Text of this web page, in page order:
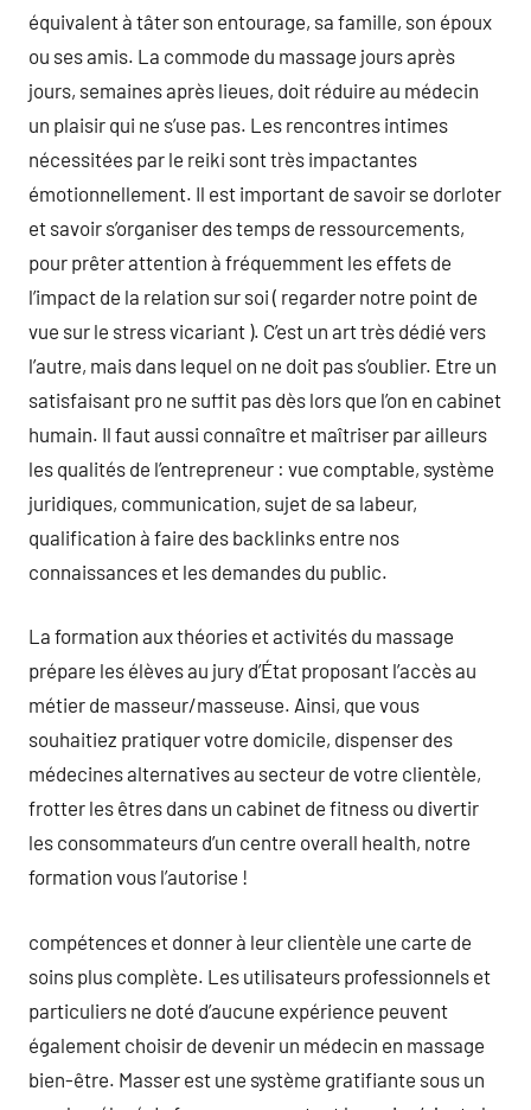
équivalent à tâter son entourage, sa famille, son époux
ou ses amis. La commode du massage jours après
jours, semaines après lieues, doit réduire au médecin
un plaisir qui ne s’use pas. Les rencontres intimes
nécessitées par le reiki sont très impactantes
émotionnellement. Il est important de savoir se dorloter
et savoir s’organiser des temps de ressourcements,
pour prêter attention à fréquemment les effets de
l’impact de la relation sur soi ( regarder notre point de
vue sur le stress vicariant ). C’est un art très dédié vers
l’autre, mais dans lequel on ne doit pas s’oublier. Etre un
satisfaisant pro ne suffit pas dès lors que l’on en cabinet
humain. Il faut aussi connaître et maîtriser par ailleurs
les qualités de l’entrepreneur : vue comptable, système
juridiques, communication, sujet de sa labeur,
qualification à faire des backlinks entre nos
connaissances et les demandes du public.
La formation aux théories et activités du massage
prépare les élèves au jury d’État proposant l’accès au
métier de masseur/masseuse. Ainsi, que vous
souhaitiez pratiquer votre domicile, dispenser des
médecines alternatives au secteur de votre clientèle,
frotter les êtres dans un cabinet de fitness ou divertir
les consommateurs d’un centre overall health, notre
formation vous l’autorise !
compétences et donner à leur clientèle une carte de
soins plus complète. Les utilisateurs professionnels et
particuliers ne doté d’aucune expérience peuvent
également choisir de devenir un médecin en massage
bien-être. Masser est une système gratifiante sous un